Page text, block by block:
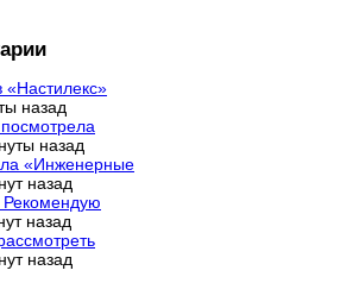
«Настилекс»
назад
назад
«Инженерные
назад
Рекомендую
назад
назад